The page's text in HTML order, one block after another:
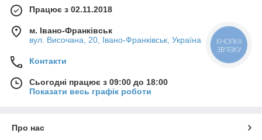
Працює з 02.11.2018
м. Івано-Франківськ
вул. Височана, 20, Івано-Франківськ, Україна
Контакти
Сьогодні працює з 09:00 до 18:00
Показати весь графік роботи
Про нас